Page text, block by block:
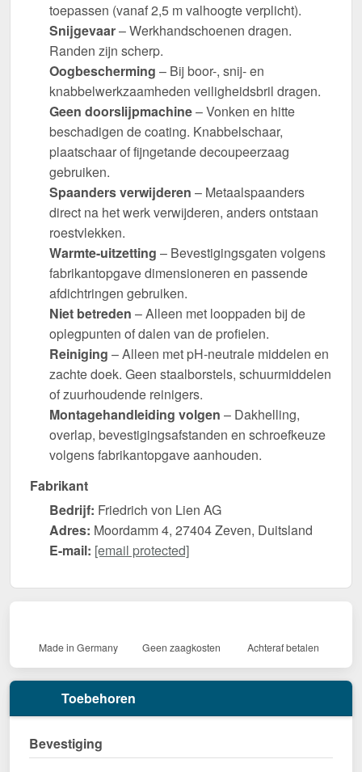
toepassen (vanaf 2,5 m valhoogte verplicht).
Snijgevaar– Werkhandschoenen dragen.
Randen zijn scherp.
Oogbescherming – Bij boor-, snij- en
knabbelwerkzaamheden veiligheidsbril dragen.
Geen doorslijpmachine– Vonken en hitte
beschadigen de coating. Knabbelschaar,
plaatschaar of fijngetande decoupeerzaag
gebruiken.
Spaanders verwijderen – Metaalspaanders
direct na het werk verwijderen, anders ontstaan
roestvlekken.
Warmte-uitzetting – Bevestigingsgaten volgens
fabrikantopgave dimensioneren en passende
afdichtringen gebruiken.
Niet betreden – Alleen met looppaden bij de
oplegpunten of dalen van de profielen.
Reiniging – Alleen met pH-neutrale middelen en
zachte doek. Geen staalborstels, schuurmiddelen
of zuurhoudende reinigers.
Montagehandleiding volgen – Dakhelling,
overlap, bevestigingsafstanden en schroefkeuze
volgens fabrikantopgave aanhouden.
Fabrikant
Bedrijf: Friedrich von Lien AG
Adres: Moordamm 4, 27404 Zeven, Duitsland
E-mail: [email protected]
Made in Germany Geen zaagkosten Achteraf betalen
Toebehoren
Bevestiging